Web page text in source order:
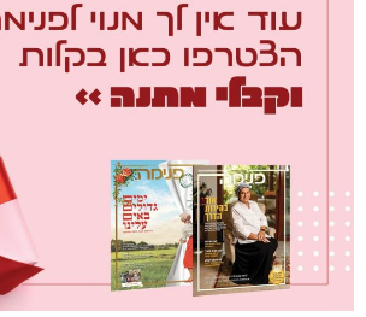
משמר הגבול
זיוה מאיר, אריה אקרמן 03/01/2024
יש יתרון בזה שילדים זוכים להיוולד לאבא
בצורה מאוזנת משני הצדדים. טבעי שכשאבא לא
הייחודית לו חסר, וזה משפיע על סדר היום של